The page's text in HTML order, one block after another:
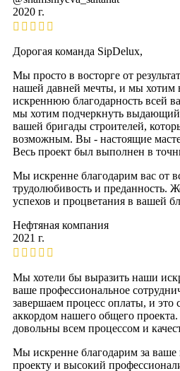
2020 г.
Дорогая команда SipDelux,
Мы просто в восторге от
нашей давней мечты, и мы хотим
искреннюю благодарность всей
мы хотим подчеркнуть
вашей бригады строителей,
возможным. Вы - настоящие
Весь проект был выполнен в
Мы искренне благодарим вас от
трудолюбивость и преданность.
успехов и процветания в вашей
Нефтяная компания
2021 г.
Мы хотели бы выразить наши
ваше профессиональное
завершаем процесс оплаты, и
аккордом нашего общего
довольны всем процессом и
Мы искренне благодарим за
проекту и высокий